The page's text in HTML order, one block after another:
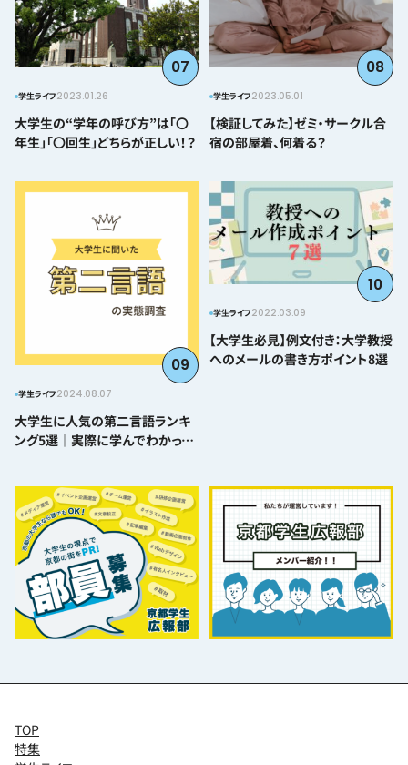
07
学生ライフ2023.01.26
大学生の“学年の呼び方”は「〇
年生」「〇回生」どちらが正しい！？
08
学生ライフ2023.05.01
【検証してみた】ゼミ・サークル合
宿の部屋着、何着る？
09
学生ライフ2024.08.07
大学生に人気の第二言語ランキ
ング5選｜実際に学んでわかった
10
学生ライフ2022.03.09
【大学生必見】例文付き：大学教授
へのメールの書き方ポイント8選
TOP
特集